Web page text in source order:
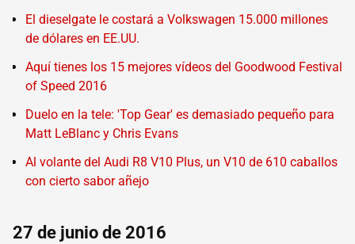
El dieselgate le costará a Volkswagen 15.000 millones
de dólares en EE.UU.
Aquí tienes los 15 mejores vídeos del Goodwood Festival
of Speed 2016
Duelo en la tele: 'Top Gear' es demasiado pequeño para
Matt LeBlanc y Chris Evans
Al volante del Audi R8 V10 Plus, un V10 de 610 caballos
con cierto sabor añejo
27 de junio de 2016